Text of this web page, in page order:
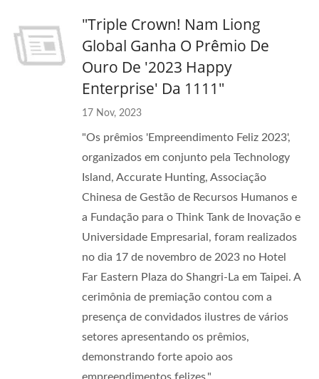
"Triple Crown! Nam Liong
Global Ganha O Prêmio De
Ouro De '2023 Happy
Enterprise' Da 1111"
17 Nov, 2023
"Os prêmios 'Empreendimento Feliz 2023',
organizados em conjunto pela Technology
Island, Accurate Hunting, Associação
Chinesa de Gestão de Recursos Humanos e
a Fundação para o Think Tank de Inovação e
Universidade Empresarial, foram realizados
no dia 17 de novembro de 2023 no Hotel
Far Eastern Plaza do Shangri-La em Taipei. A
cerimônia de premiação contou com a
presença de convidados ilustres de vários
setores apresentando os prêmios,
demonstrando forte apoio aos